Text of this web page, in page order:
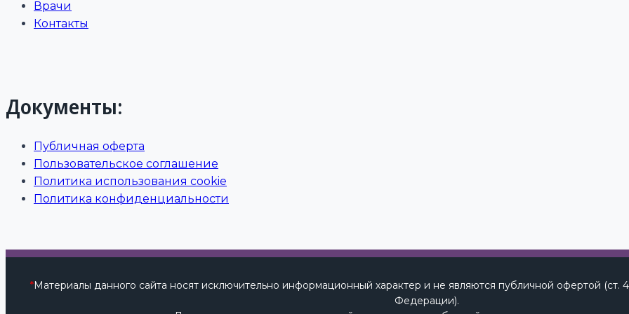
Врачи
Контакты
Документы:
Публичная оферта
Пользовательское соглашение
Политика использования cookie
Политика конфиденциальности
*Материалы данного сайта носят исключительно информационный характер и не являются публичной офертой (ст.
Федерации).